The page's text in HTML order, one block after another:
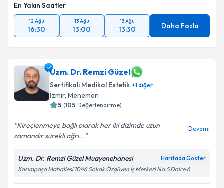
En Yakın Saatler
12 Ağu
16:30
13 Ağu
13:00
13 Ağu
13:30 Daha Fazla
Uzm. Dr. Remzi Güzel
Sertifikalı Medikal Estetik +1diğer
İzmir, Menemen
5 (105 Değerlendirme)
Kireçlenmeye bağlı olarak her iki dizimde uzun
zamandır sürekli ağrı...
Devamı
Uzm. Dr. Remzi Güzel Muayenehanesi Haritada Göster
Kasımpaşa Mahallesi 1046 Sokak Özgüven İş Merkezi No:5 Daire:6